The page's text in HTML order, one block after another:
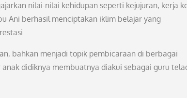
nilai-nilai kehidupan seperti kejujuran, kerja
Ani berhasil menciptakan iklim belajar yang
bahkan menjadi topik pembicaraan di berbagai
didiknya membuatnya diakui sebagai guru